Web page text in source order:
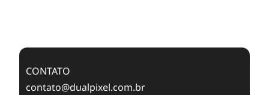
CONTATO
contato@dualpixel.com.br